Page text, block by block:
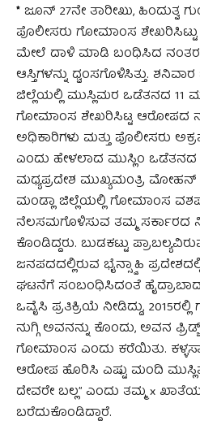
*ಜೂನ್ 27ನೇ ತಾರೀಖು, ಹಿಂದುತ್ವ
ಪೊಲೀಸರು ಗೋಮಾಂಸ ಶೇಖರಿಸಿಟ್ಟು
ಮೇಲೆ ದಾಳಿ ಮಾಡಿ ಬಂಧಿಸಿದ ನಂತರ
ಆಸ್ತಿಗಳನ್ನು ಧ್ವಂಸಗೊಳಿಸಿತ್ತು.
ಜಿಲ್ಲೆಯಲ್ಲಿ ಮುಸ್ಲಿಮರ ಒಡೆತನದ 11
ಗೋಮಾಂಸ ಶೇಖರಿಸಿಟ್ಟ ಆರೋಪದ
ಅಧಿಕಾರಿಗಳು ಮತ್ತು ಪೊಲೀಸರು
ಎಂದು ಹೇಳಲಾದ ಮುಸ್ಲಿಂ ಒಡೆತನದ
ಮಧ್ಯಪ್ರದೇಶ ಮುಖ್ಯಮಂತ್ರಿ
ಮಂಡ್ಲಾ ಜಿಲ್ಲೆಯಲ್ಲಿ ಗೋಮಾಂಸ
ನೆಲಸಮಗೊಳಿಸುವ ತಮ್ಮ ಸರ್ಕಾರದ
ಕೊಂಡಿದ್ದರು. ಬುಡಕಟ್ಟು
ಜನಪದದಲ್ಲಿರುವ ಭೈನ್ಸ್ವಾಹಿ
ಘಟನೆಗೆ ಸಂಬಂಧಿಸಿದಂತೆ
ಒವೈಸಿ ಪ್ರತಿಕ್ರಿಯೆ ನೀಡಿದ್ದು,
ನುಗ್ಗಿ ಅವನನ್ನು ಕೊಂದು, ಅವನ
ಗೋಮಾಂಸ ಎಂದು ಕರೆಯಿತು.
ಆರೋಪ ಹೊರಿಸಿ ಎಷ್ಟು ಮಂದಿ
ದೇವರೇ ಬಲ್ಲ” ಎಂದು ತಮ್ಮ x
ಬರೆದುಕೊಂಡಿದ್ದಾರೆ.